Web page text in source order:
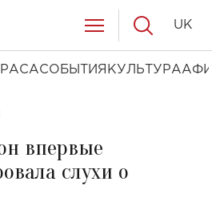
СОБЫТИЯ КУЛЬТУРА
UK
впервые
слухи о